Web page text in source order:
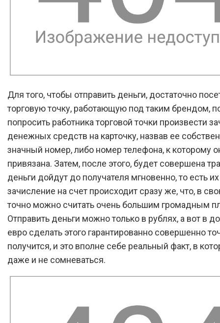
Для того, чтобы отправить деньги, достаточно
торговую точку, работающую под таким брендом,
попросить работника торговой точки произвести
денежных средств на карточку, назвав ее
значный номер, либо номер телефона, к которому
привязана. Затем, после этого, будет совершена
деньги дойдут до получателя мгновенно, то есть их
зачисление на счет происходит сразу же, что, в
точно можно считать очень большим громадным
Отправить деньги можно только в рублях, а вот в
евро сделать этого гарантированно совершенно
получится, и это вполне себе реальный факт, в
даже и не сомневаться.